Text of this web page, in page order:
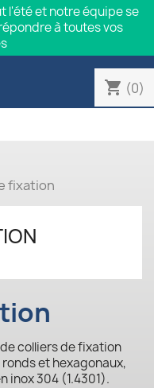
l'été et notre équipe se
à toutes vos
shopping_cart (0)
fixation
colliers de fixation
et hexagonaux,
inox 304 (1.4301).